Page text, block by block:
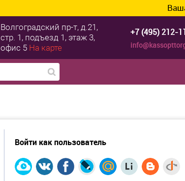
Ваша
Волгоградский пр-т, д.21,
стр. 1, подъезд 1, этаж 3,
офис 5 На карте
+7 (495) 212-
Войти как пользователь